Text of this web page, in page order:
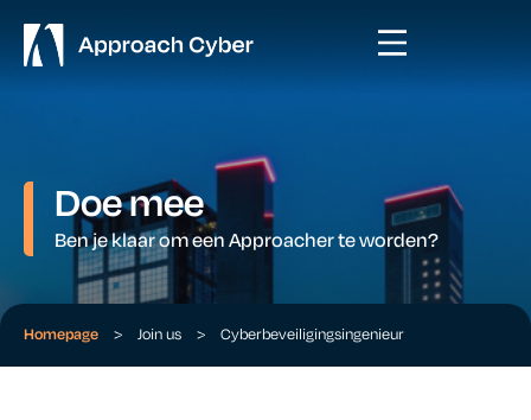
Doe mee
Ben je klaar om een Approacher te worden?
Homepage > Join us > Cyberbeveiligingsingenieur